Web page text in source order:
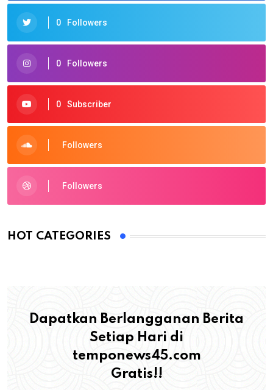
0 Followers
0 Followers
0 Subscriber
Followers
Followers
HOT CATEGORIES
Dapatkan Berlangganan Berita
Setiap Hari di
temponews45.com
Gratis!!